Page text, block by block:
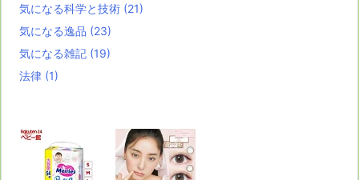
気になる科学と技術 (21)
気になる逸品 (23)
気になる雑記 (19)
法律 (1)